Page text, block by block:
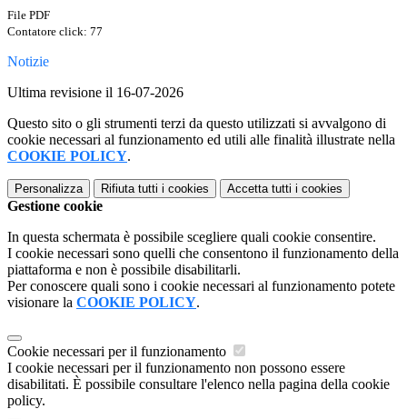
File PDF
Contatore click: 77
Notizie
Ultima revisione il 16-07-2026
Questo sito o gli strumenti terzi da questo utilizzati si avvalgono di
cookie necessari al funzionamento ed utili alle finalità illustrate nella
COOKIE POLICY.
Personalizza Rifiuta tutti i cookies Accetta tutti i cookies
Gestione cookie
In questa schermata è possibile scegliere quali cookie consentire.
I cookie necessari sono quelli che consentono il funzionamento della
piattaforma e non è possibile disabilitarli.
Per conoscere quali sono i cookie necessari al funzionamento potete
visionare la COOKIE POLICY.
Cookie necessari per il funzionamento
I cookie necessari per il funzionamento non possono essere
disabilitati. È possibile consultare l'elenco nella pagina della cookie
policy.